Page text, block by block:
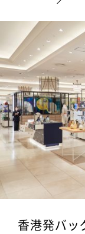
香港発バッ